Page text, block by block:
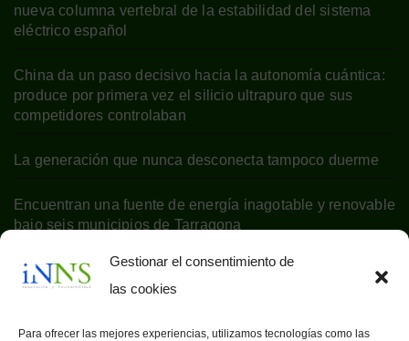
Gestionar el consentimiento de
las cookies
Para ofrecer las mejores experiencias, utilizamos tecnologías como las
nueva columna vertebral de la estabilidad del sistema
eléctrico español
China da un paso decisivo hacia la autonomía cuántica:
produce por primera vez el silicio ultrapuro que sus
competidores controlaban
La generación que nunca desconecta tampoco duerme
Encuentran una fuente de energía inagotable y renovable
bajo seis municipios de Tarragona